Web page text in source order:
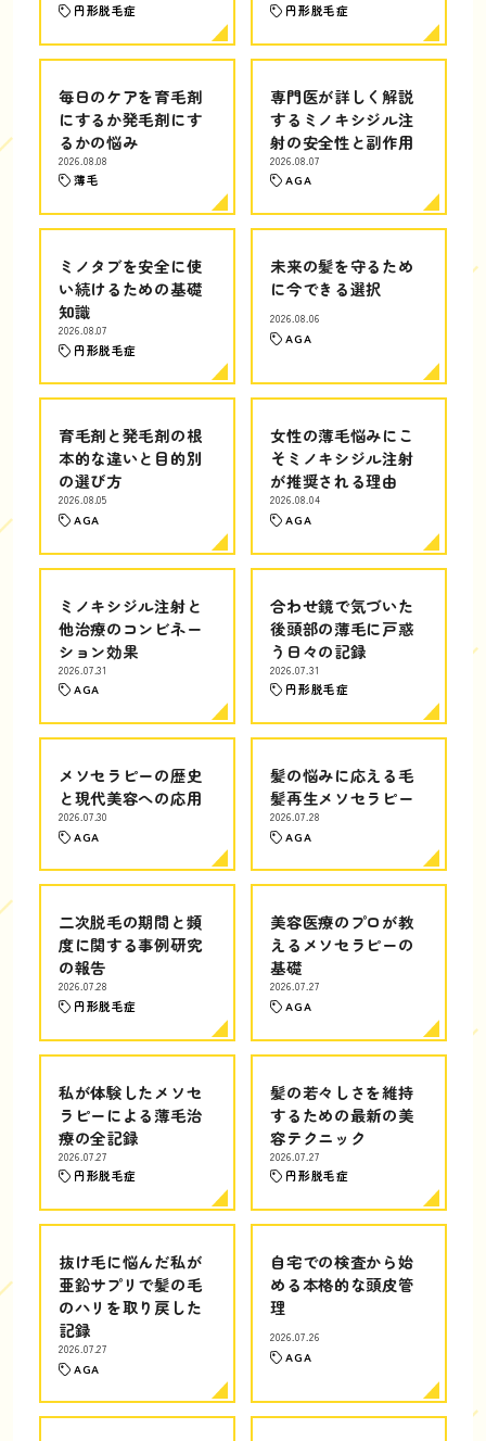
円形脱毛症 円形脱毛症
毎日のケアを育毛剤
にするか発毛剤にす
るかの悩み
2026.08.08
薄毛
専門医が詳しく解説
するミノキシジル注
射の安全性と副作用
2026.08.07
AGA
ミノタブを安全に使
い続けるための基礎
知識
2026.08.07
円形脱毛症
未来の髪を守るため
に今できる選択
2026.08.06
AGA
育毛剤と発毛剤の根
本的な違いと目的別
の選び方
2026.08.05
AGA
女性の薄毛悩みにこ
そミノキシジル注射
が推奨される理由
2026.08.04
AGA
ミノキシジル注射と
他治療のコンビネー
ション効果
2026.07.31
AGA
合わせ鏡で気づいた
後頭部の薄毛に戸惑
う日々の記録
2026.07.31
円形脱毛症
メソセラピーの歴史
と現代美容への応用
2026.07.30
AGA
髪の悩みに応える毛
髪再生メソセラピー
2026.07.28
AGA
二次脱毛の期間と頻
度に関する事例研究
の報告
2026.07.28
円形脱毛症
美容医療のプロが教
えるメソセラピーの
基礎
2026.07.27
AGA
私が体験したメソセ
ラピーによる薄毛治
療の全記録
2026.07.27
円形脱毛症
髪の若々しさを維持
するための最新の美
容テクニック
2026.07.27
円形脱毛症
抜け毛に悩んだ私が
亜鉛サプリで髪の毛
のハリを取り戻した
記録
2026.07.27
AGA
自宅での検査から始
める本格的な頭皮管
理
2026.07.26
AGA